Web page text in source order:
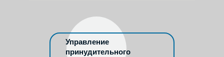
Управление
принудительного